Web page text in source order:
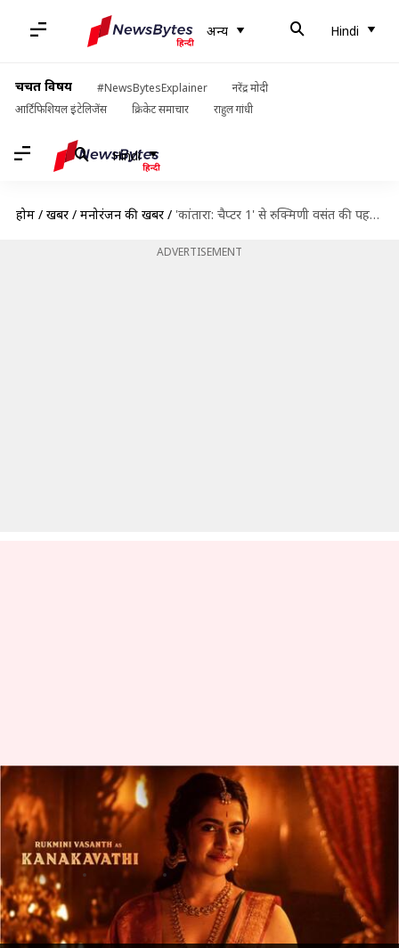
अन्य Hindi
चर्चित विषय #NewsBytesExplainer
नरेंद्र मोदी
आर्टिफिशियल इंटेलिजेंस
क्रिकेट समाचार राहुल गांधी
Hindi
होम / खबरें / मनोरंजन की खबरें / 'कांतारा: चैप्टर 1' से रुक्मिणी वसंत की पहली झलक आई सामने, जानिए उनके बारे में
ADVERTISEMENT
'कांतारा: चैप्टर 1' से रुक्मिणी वसंत की
पहली झलक आई सामने, जानिए
उनके बारे में
लेखन दीक्षा शर्मा Aug 08, 2025 03:27 pm
क्या है खबर?